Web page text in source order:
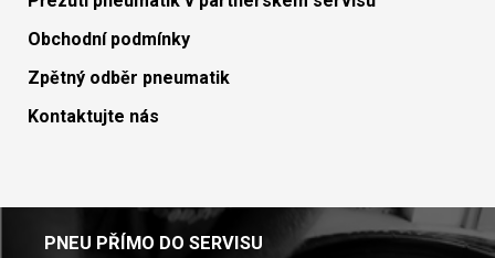
Obchodní podmínky
Zpětný odběr pneumatik
Kontaktujte nás
PNEU PŘÍMO DO SERVISU